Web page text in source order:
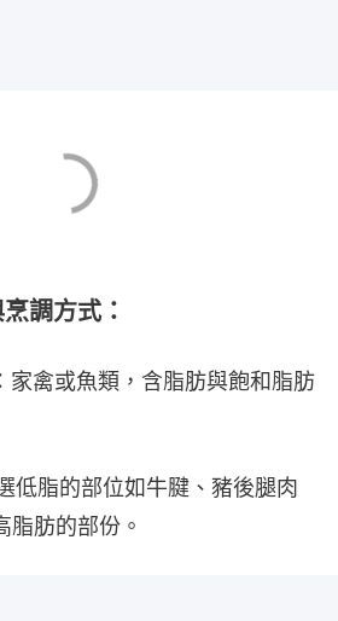
調方式：
家禽或魚類，含脂肪與飽和脂肪
低脂的部位如牛腱、豬後腿肉
脂肪的部份。